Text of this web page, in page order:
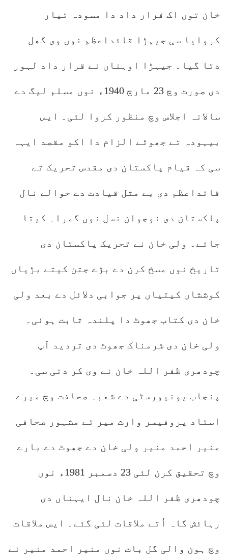
خان توں اک قرار داد دا مسودہ تیار
کروایا سی جیہڑا قائداعظم نوں وی گھل
دتا گیا۔ جیہڑا اوہناں نے قرار داد لہور
دی صورت وچ 23 مارچ 1940ء نوں مسلم لیگ دے
سالانہ اجلاس وچ منظور کروا لئی۔ ایس
بیہودہ تے جھوٹے الزام دا اکو مقصد ایہہ
سی کہ قیام پاکستان دی مقدس تحریک تے
قائداعظم دی بے مثل قیادت دے حوالے نال
پاکستان دی نوجوان نسل نوں گمراہ کیتا
جائے۔ ولی خان نے تحریک پاکستان دی
تاریخ نوں مسخ کرن دے بڑے جتن کیتے بڑیاں
کوششاں کیتیاں پر جوابی دلائل دے بعد ولی
خان دی کتاب جھوٹ دا پلندہ ثابت ہوئی۔
ولی خان دی شرمناک جھوٹ دی تردید آپ
چودھری ظفر اللہ خان نے وی کر دتی سی۔
پنجاب یونیورسٹی دے شعبہ صحافت وچ میرے
استاد پروفیسر وارث میر تے مشہور صحافی
منیر احمد منیر ولی خان دے جھوٹ دے بارے
وچ تحقیق کرن لئی 23 دسمبر 1981ء نوں
چودھری ظفر اللہ خان نال ایہناں دی
رہائش گاہ اُتے ملاقات لئی گئے۔ ایس ملاقات
وچ ہون والی گل بات نوں منیر احمد منیر نے